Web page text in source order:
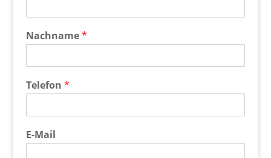
Nachname*
Telefon *
E-Mail